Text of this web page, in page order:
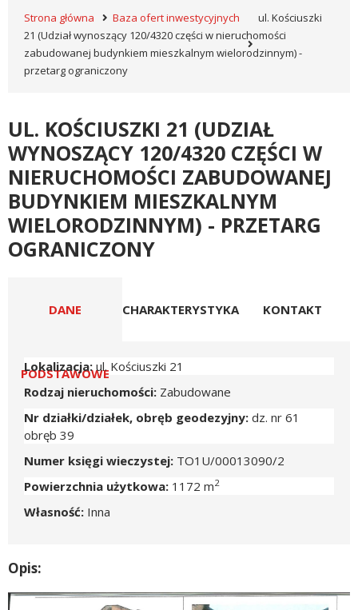
Strona główna Baza ofert inwestycyjnych
ul. Kościuszki
21 (Udział wynoszący 120/4320 części w nieruchomości
zabudowanej budynkiem mieszkalnym wielorodzinnym) -
przetarg ograniczony
UL. KOŚCIUSZKI 21 (UDZIAŁ
WYNOSZĄCY 120/4320 CZĘŚCI W
NIERUCHOMOŚCI ZABUDOWANEJ
BUDYNKIEM MIESZKALNYM
WIELORODZINNYM) - PRZETARG
OGRANICZONY
DANE
PODSTAWOWE
CHARAKTERYSTYKA KONTAKT
Dane podstawowe
Lokalizacja ul. Kościuszki 21
Rodzaj nieruchomości Zabudowane
Nr działki/działek, obręb geodezyjny dz. nr 61
obręb 39
Numer księgi wieczystej TO1U/00013090/2
Powierzchnia użytkowa 1172 m2
Własność Inna
Opis